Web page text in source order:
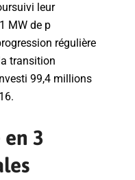
leur
MW de p
régulière
transition
99,4 millions
3